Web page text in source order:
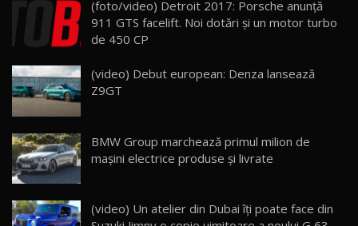
Lynk & Co 01 / Test Drive AutoBlog.MD
25:19
24
ZEEKR 009: Cel mai Performant și Confortabil
Van Electric Testat în Moldova / AutoBlog.MD
26:38
25
mai Exclusiv și Puternic Defender Testat în
Moldova
32:21
26
AutoBlog.MD
10:57
(foto/video) Detroit 2017: Porsche anunță
911 GTS facelift. Noi dotări și un motor turbo
de 450 CP
(video) Debut european: Denza lansează
Z9GT
BMW Group marchează primul milion de
mașini electrice produse și livrate
(video) Un atelier din Dubai îţi poate face din